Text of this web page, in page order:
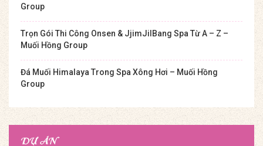
Group
Trọn Gói Thi Công Onsen & JjimJilBang Spa Từ A – Z –
Muối Hồng Group
Đá Muối Himalaya Trong Spa Xông Hơi – Muối Hồng
Group
DỰ ÁN